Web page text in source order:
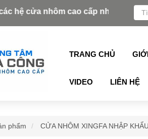
nhôm cao cấp như: Xingfa,
TRANG CHỦ
VIDEO LIÊN HỆ
phẩm CỬA NHÔM XINGFA NHẬP KHẨU